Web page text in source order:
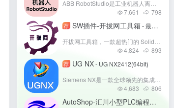
7,661
798
荐 SW插件-开拔网工具箱 - 最新版
4,824
893
荐 UG NX- UG NX2412(64bit)
4,683
806
AutoShop-汇川小型PLC编程软件